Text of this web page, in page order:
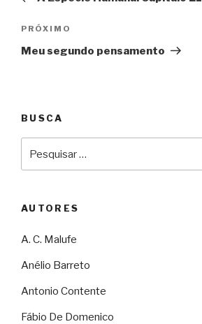
Post
Próximo
PRÓXIMO
Meu segundo pensamento
BUSCA
por:
AUTORES
A. C. Malufe
Anélio Barreto
Antonio Contente
Fábio De Domenico